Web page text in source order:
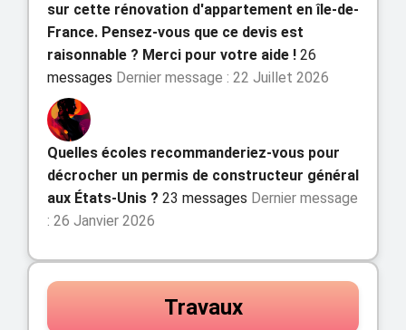
sur cette rénovation d'appartement en île-de-
France. Pensez-vous que ce devis est
raisonnable ? Merci pour votre aide ! 26
messages Dernier message : 22 Juillet 2026
Quelles écoles recommanderiez-vous pour
décrocher un permis de constructeur général
aux États-Unis ? 23 messages Dernier message
: 26 Janvier 2026
Travaux